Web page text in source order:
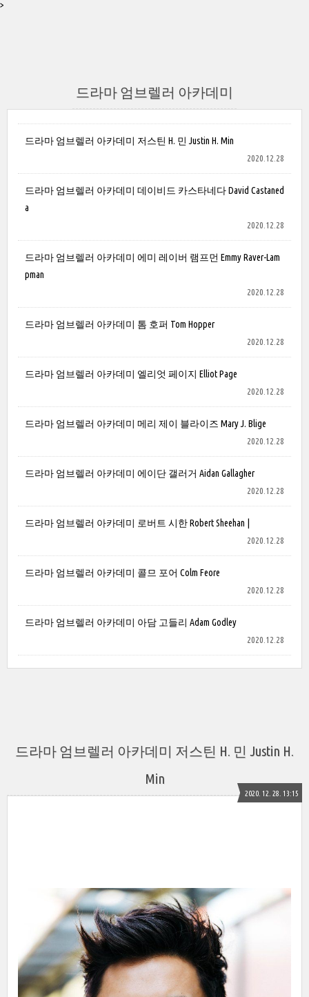
>
드라마 엄브렐러 아카데미
드라마 엄브렐러 아카데미 저스틴 H. 민 Justin H. Min
2020.12.28
드라마 엄브렐러 아카데미 데이비드 카스타네다 David Castaned
a
2020.12.28
드라마 엄브렐러 아카데미 에미 레이버 램프먼 Emmy Raver-Lam
pman
2020.12.28
드라마 엄브렐러 아카데미 톰 호퍼 Tom Hopper
2020.12.28
드라마 엄브렐러 아카데미 엘리엇 페이지 Elliot Page
2020.12.28
드라마 엄브렐러 아카데미 메리 제이 블라이즈 Mary J. Blige
2020.12.28
드라마 엄브렐러 아카데미 에이단 갤러거 Aidan Gallagher
2020.12.28
드라마 엄브렐러 아카데미 로버트 시한 Robert Sheehan |
2020.12.28
드라마 엄브렐러 아카데미 콜므 포어 Colm Feore
2020.12.28
드라마 엄브렐러 아카데미 아담 고들리 Adam Godley
2020.12.28
드라마 엄브렐러 아카데미 저스틴 H. 민 Justin H.
Min
2020. 12. 28. 13:15